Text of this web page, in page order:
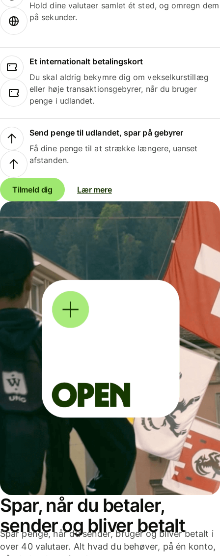
Hold dine valutaer samlet ét sted, og omregn dem
på sekunder.
Et internationalt betalingskort
Du skal aldrig bekymre dig om vekselkurstillæg
eller høje transaktionsgebyrer, når du bruger
penge i udlandet.
Send penge til udlandet, spar på gebyrer
Få dine penge til at strække længere, uanset
afstanden.
Tilmeld dig Lær mere
Spar, når du betaler,
sender og bliver betalt
Spar penge, når du sender, bruger og bliver betalt i
over 40 valutaer. Alt hvad du behøver, på én konto,